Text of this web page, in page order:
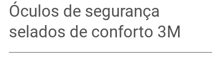
Óculos de segurança
selados de conforto 3M